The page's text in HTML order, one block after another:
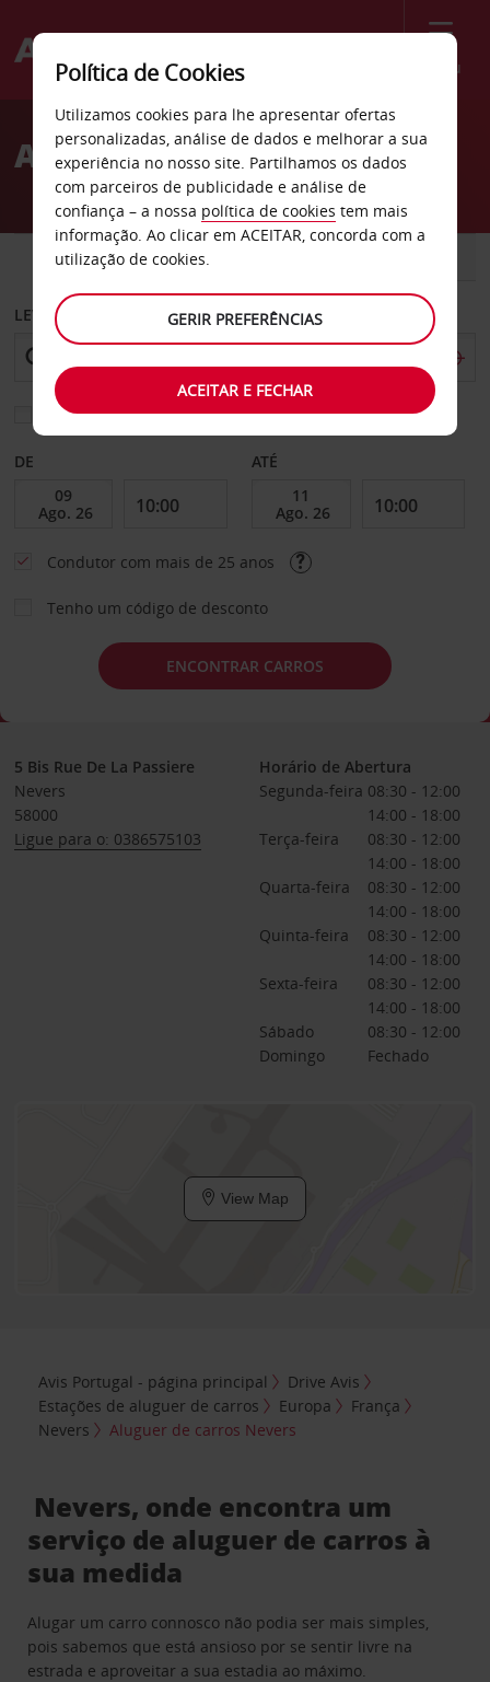
Menu
Welcome
AvisAluguer de carros Nevers
CARRO
LEVANTAR EM
Escolher uma estação de devolução diferente
DE ATÉ
Condutor com mais de 25 anos
Tenho um código de desconto
ENCONTRAR CARROS
5 Bis Rue De La Passiere
Nevers
58000
Ligue para o: 0386575103
Horário de Abertura
Segunda-feira 08:30 - 12:00
14:00 - 18:00
Terça-feira
08:30 - 12:00
14:00 - 18:00
Quarta-feira
08:30 - 12:00
14:00 - 18:00
Quinta-feira
08:30 - 12:00
14:00 - 18:00
Sexta-feira
08:30 - 12:00
14:00 - 18:00
Sábado
08:30 - 12:00
Domingo
Fechado
View Map
Avis Portugal - página principal
Drive Avis
Estações de aluguer de carros
Europa
França
Nevers
Aluguer de carros Nevers
Nevers, onde encontra um
serviço de aluguer de carros à
sua medida
Alugar um carro connosco não podia ser mais simples,
pois sabemos que está ansioso por se sentir livre na
estrada e aproveitar a sua estadia ao máximo.
Política de Cookies
Utilizamos cookies para lhe apresentar ofertas
personalizadas, análise de dados e melhorar a sua
experiência no nosso site. Partilhamos os dados
com parceiros de publicidade e análise de
confiança – a nossa política de cookies tem mais
informação. Ao clicar em ACEITAR, concorda com a
utilização de cookies.
GERIR PREFERÊNCIAS
ACEITAR E FECHAR